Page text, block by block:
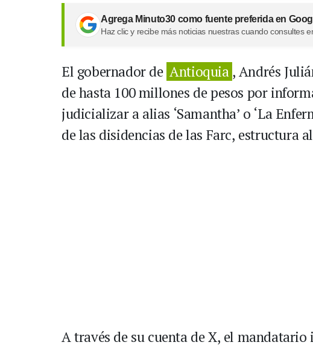
Agrega Minuto30 como fuente preferida en
Haz clic y recibe más noticias nuestras cuando consultes
El gobernador de Antioquia , Andrés
de hasta 100 millones de pesos por
judicializar a alias ‘Samantha’ o ‘La
de las disidencias de las Farc, estructura
A través de su cuenta de X, el